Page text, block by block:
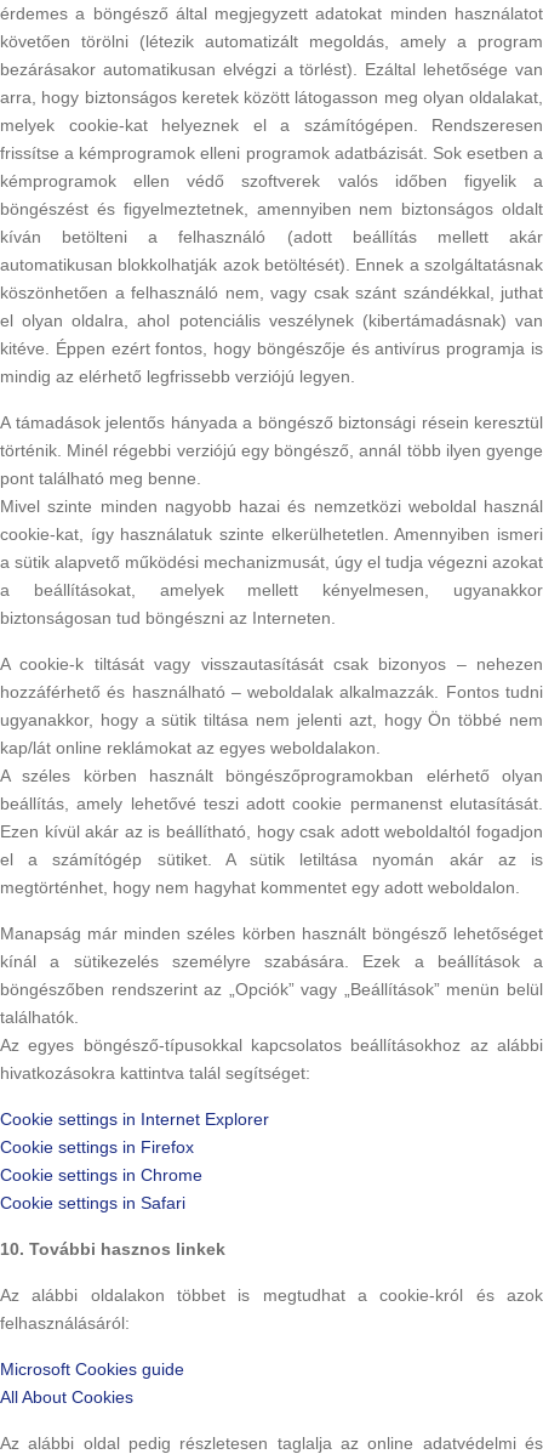
érdemes a böngésző által megjegyzett adatokat minden használatot
követően törölni (létezik automatizált megoldás, amely a program
bezárásakor automatikusan elvégzi a törlést). Ezáltal lehetősége van
arra, hogy biztonságos keretek között látogasson meg olyan oldalakat,
melyek cookie-kat helyeznek el a számítógépen. Rendszeresen
frissítse a kémprogramok elleni programok adatbázisát. Sok esetben a
kémprogramok ellen védő szoftverek valós időben figyelik a
böngészést és figyelmeztetnek, amennyiben nem biztonságos oldalt
kíván betölteni a felhasználó (adott beállítás mellett akár
automatikusan blokkolhatják azok betöltését). Ennek a szolgáltatásnak
köszönhetően a felhasználó nem, vagy csak szánt szándékkal, juthat
el olyan oldalra, ahol potenciális veszélynek (kibertámadásnak) van
kitéve. Éppen ezért fontos, hogy böngészője és antivírus programja is
mindig az elérhető legfrissebb verziójú legyen.
A támadások jelentős hányada a böngésző biztonsági résein keresztül
történik. Minél régebbi verziójú egy böngésző, annál több ilyen gyenge
pont található meg benne.
Mivel szinte minden nagyobb hazai és nemzetközi weboldal használ
cookie-kat, így használatuk szinte elkerülhetetlen. Amennyiben ismeri
a sütik alapvető működési mechanizmusát, úgy el tudja végezni azokat
a beállításokat, amelyek mellett kényelmesen, ugyanakkor
biztonságosan tud böngészni az Interneten.
A cookie-k tiltását vagy visszautasítását csak bizonyos – nehezen
hozzáférhető és használható – weboldalak alkalmazzák. Fontos tudni
ugyanakkor, hogy a sütik tiltása nem jelenti azt, hogy Ön többé nem
kap/lát online reklámokat az egyes weboldalakon.
A széles körben használt böngészőprogramokban elérhető olyan
beállítás, amely lehetővé teszi adott cookie permanenst elutasítását.
Ezen kívül akár az is beállítható, hogy csak adott weboldaltól fogadjon
el a számítógép sütiket. A sütik letiltása nyomán akár az is
megtörténhet, hogy nem hagyhat kommentet egy adott weboldalon.
Manapság már minden széles körben használt böngésző lehetőséget
kínál a sütikezelés személyre szabására. Ezek a beállítások a
böngészőben rendszerint az „Opciók” vagy „Beállítások” menün belül
találhatók.
Az egyes böngésző-típusokkal kapcsolatos beállításokhoz az alábbi
hivatkozásokra kattintva talál segítséget:
Cookie settings in Internet Explorer
Cookie settings in Firefox
Cookie settings in Chrome
Cookie settings in Safari
10. További hasznos linkek
Az alábbi oldalakon többet is megtudhat a cookie-król és azok
felhasználásáról:
Microsoft Cookies guide
All About Cookies
Az alábbi oldal pedig részletesen taglalja az online adatvédelmi és